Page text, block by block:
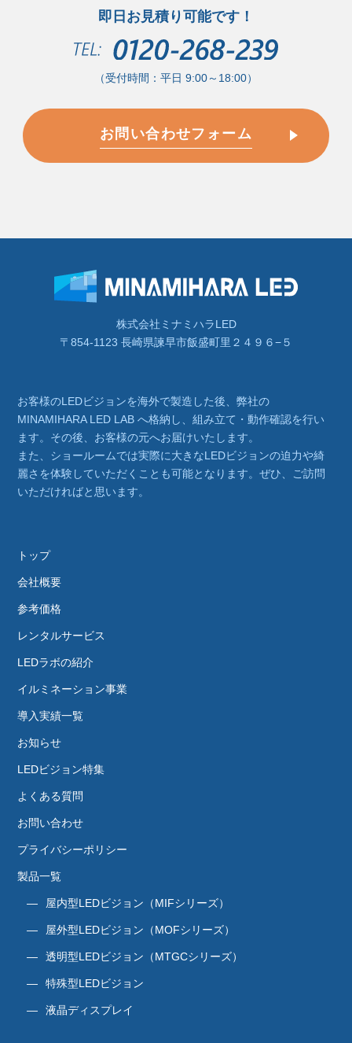
即日お見積り可能です！
（受付時間：平日 9:00～18:00）
お問い合わせフォーム
株式会社ミナミハラLED
〒854-1123 長崎県諫早市飯盛町里２４９６−５
お客様のLEDビジョンを海外で製造した後、弊社の
MINAMIHARA LED LAB へ格納し、組み立て・動作確認を行い
ます。その後、お客様の元へお届けいたします。
また、ショールームでは実際に大きなLEDビジョンの迫力や綺
麗さを体験していただくことも可能となります。ぜひ、ご訪問
いただければと思います。
トップ
会社概要
参考価格
レンタルサービス
LEDラボの紹介
イルミネーション事業
導入実績一覧
お知らせ
LEDビジョン特集
よくある質問
お問い合わせ
プライバシーポリシー
製品一覧
屋内型LEDビジョン（MIFシリーズ）
屋外型LEDビジョン（MOFシリーズ）
透明型LEDビジョン（MTGCシリーズ）
特殊型LEDビジョン
液晶ディスプレイ